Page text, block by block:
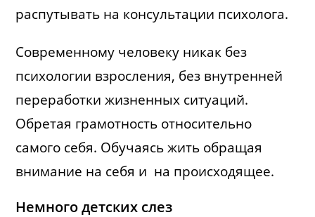
распутывать на консультации психолога.
Современному человеку никак без
психологии взросления, без внутренней
переработки жизненных ситуаций.
Обретая грамотность относительно
самого себя. Обучаясь жить обращая
внимание на себя и на происходящее.
Немного детских слез